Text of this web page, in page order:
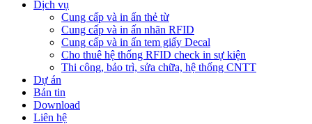
Dịch vụ
Cung cấp và in ấn thẻ từ
Cung cấp và in ấn nhãn RFID
Cung cấp và in ấn tem giấy Decal
Cho thuê hệ thống RFID check in sự kiện
Thi công, bảo trì, sửa chữa, hệ thống CNTT
Dự án
Bản tin
Download
Liên hệ